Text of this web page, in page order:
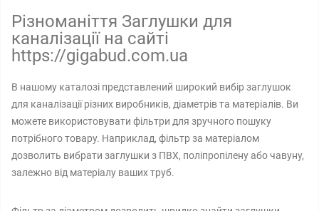
Різноманіття Заглушки для
каналізації на сайті
https://gigabud.com.ua
В нашому каталозі представлений широкий вибір заглушок
для каналізації різних виробників, діаметрів та матеріалів. Ви
можете використовувати фільтри для зручного пошуку
потрібного товару. Наприклад, фільтр за матеріалом
дозволить вибрати заглушки з ПВХ, поліпропілену або чавуну,
залежно від матеріалу ваших труб.